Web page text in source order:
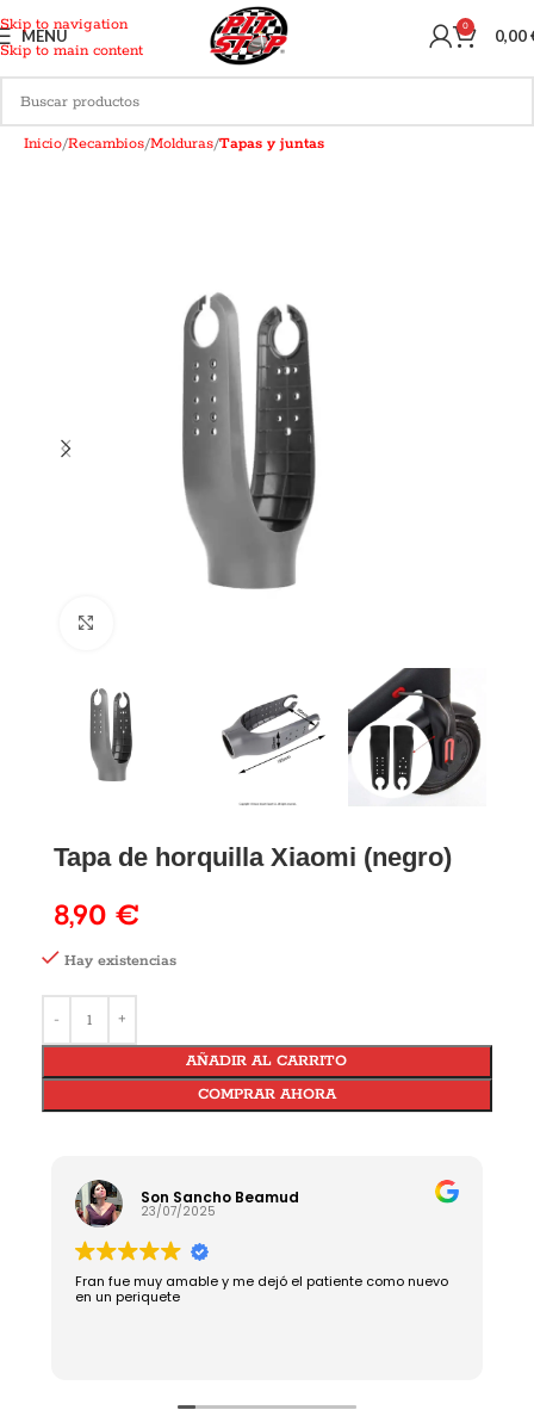
Skip to navigation
Skip to main content
MENU 0 0,00
Inicio Recambios Molduras Tapas y juntas
Tapa de horquilla Xiaomi (negro)
8,90 €
Son Sancho Beamud
23/07/2025
Fran fue muy amable y me dejó el patiente como nuevo
en un periquete
Hay existencias
AÑADIR AL CARRITO
COMPRAR AHORA